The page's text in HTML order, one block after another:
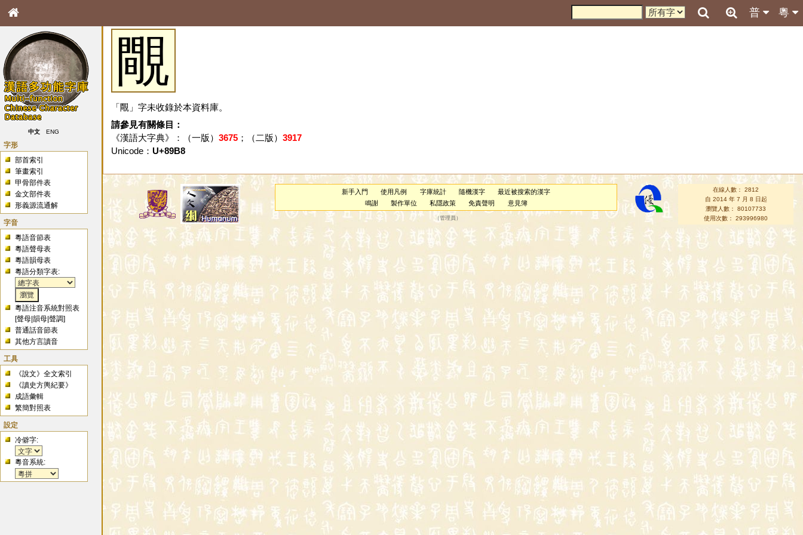
粵
普
中文 ENG
字形
部首索引
筆畫索引
甲骨部件表
金文部件表
形義源流通解
字音
粵語音節表
粵語聲母表
粵語韻母表
粵語分類字表:
粵語注音系統對照表
[聲母 |韻母 |聲調]
普通話音節表
其他方言讀音
工具
《說文》全文索引
《讀史方輿紀要》
成語彙輯
繁簡對照表
設定
冷僻字:
粵音系統:
覸
「覸」字未收錄於本資料庫。
請參見有關條目：
《漢語大字典》：（一版） 3675；（二版） 3917
Unicode： U+89B8
新手入門 使用凡例 字庫統計 隨機漢字
最近被搜索的漢字
鳴謝
製作單位 私隱政策 免責聲明 意見簿
（管理員 ）
在線人數： 2812
自 2014 年 7 月 8 日起
瀏覽人數： 80107733
使用次數： 293996980